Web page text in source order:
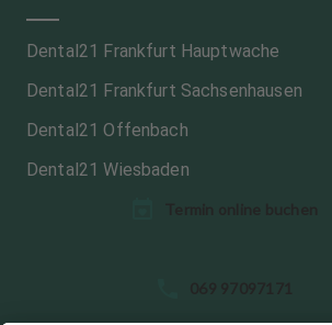
Dental21 Frankfurt Hauptwache
Dental21 Frankfurt Sachsenhausen
Dental21 Offenbach
Dental21 Wiesbaden